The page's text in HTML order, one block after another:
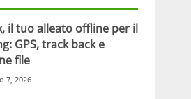
il tuo alleato offline per il
GPS, track back e
file
7, 2026